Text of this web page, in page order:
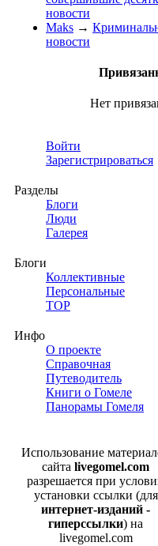
новости
Maks →
новости
Нет
Войти
Зарегистрироваться
Разделы
Блоги
Люди
Галерея
Блоги
Коллективные
Персональные
TOP
Инфо
О проекте
Справочная
Путеводитель
Книги о Гомеле
Панорамы Гомеля
Использование
сайта livegomel.com
разрешается при
установки ссылки (для
интернет-изданий -
гиперссылки) на
livegomel.com